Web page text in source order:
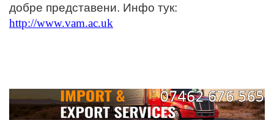
добре представени. Инфо тук:
http://www.vam.ac.uk